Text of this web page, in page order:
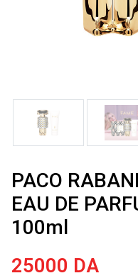
PACO
EAU DE
100ml
25000 DA